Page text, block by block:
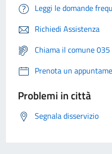
Leggi le domande
Richiedi Assistenza
Chiama il comune
Prenota un
Problemi in città
Segnala disservizio